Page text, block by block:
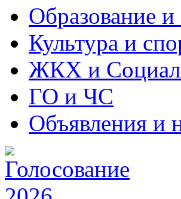
Образование
Культура и
ЖКХ и
ГО и ЧС
Объявления и